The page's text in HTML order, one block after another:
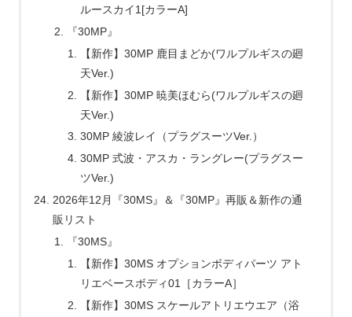
ルースカイ1[カラーA]
『30MP』
【新作】30MP 鹿目まどか(ワルプルギスの廻
天Ver.)
【新作】30MP 暁美ほむら(ワルプルギスの廻
天Ver.)
30MP 綾波レイ（プラグスーツVer.）
30MP 式波・アスカ・ラングレー(プラグスー
ツVer.)
2026年12月『30MS』＆『30MP』再販＆新作の通
販リスト
『30MS』
【新作】30MS オプションボディパーツ アト
リエベースボディ01［カラーA］
【新作】30MS スケールアトリエウエア（浴